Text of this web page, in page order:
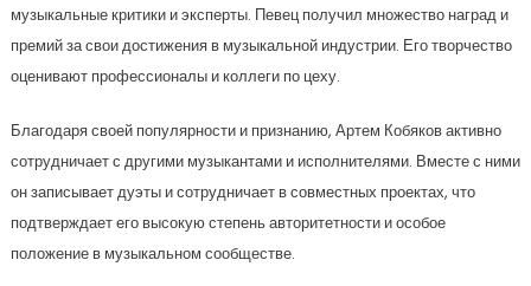
музыкальные критики и эксперты. Певец получил множество наград и
премий за свои достижения в музыкальной индустрии. Его творчество
оценивают профессионалы и коллеги по цеху.
Благодаря своей популярности и признанию, Артем Кобяков активно
сотрудничает с другими музыкантами и исполнителями. Вместе с ними
он записывает дуэты и сотрудничает в совместных проектах, что
подтверждает его высокую степень авторитетности и особое
положение в музыкальном сообществе.